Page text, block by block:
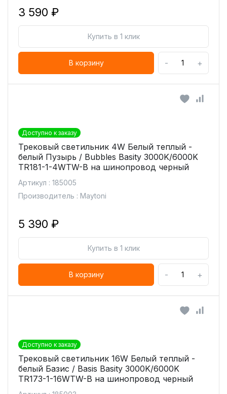
3 590 ₽
Купить в 1 клик
В корзину - +
Доступно к заказу
Трековый светильник 4W Белый теплый -
белый Пузырь / Bubbles Basity 3000K/6000K
TR181-1-4WTW-B на шинопровод черный
Артикул : 185005
Производитель : Maytoni
5 390 ₽
Купить в 1 клик
В корзину - +
Доступно к заказу
Трековый светильник 16W Белый теплый -
белый Базис / Basis Basity 3000K/6000K
TR173-1-16WTW-B на шинопровод черный